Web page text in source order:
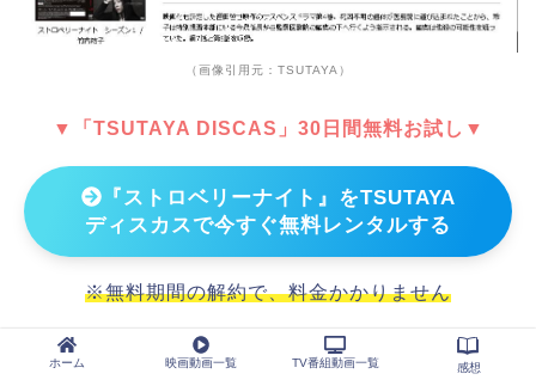
（画像引用元：TSUTAYA）
▼「TSUTAYA DISCAS」30日間無料お試し▼
『ストロベリーナイト』をTSUTAYA
ディスカスで今すぐ無料レンタルする
※無料期間の解約で、料金かかりません
ホーム 映画動画一覧 TV番組動画一覧 感想